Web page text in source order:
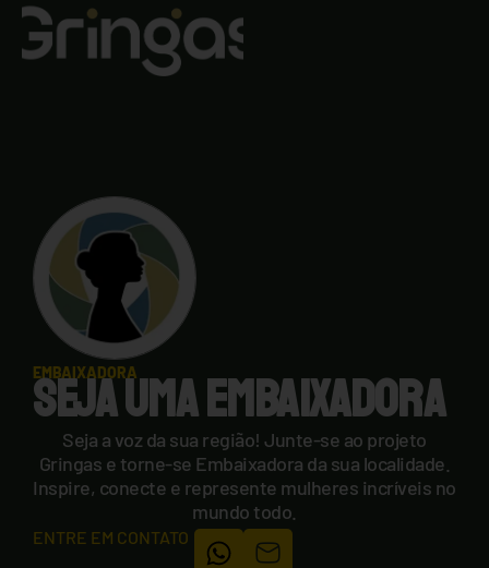
EMBAIXADORA
SEJA UMA EMBAIXADORA
Seja a voz da sua região! Junte-se ao projeto
Gringas e torne-se Embaixadora da sua localidade.
Inspire, conecte e represente mulheres incríveis no
mundo todo.
ENTRE EM CONTATO